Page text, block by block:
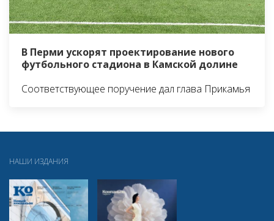
В Перми ускорят проектирование нового
футбольного стадиона в Камской долине
Соответствующее поручение дал глава Прикамья
НАШИ ИЗДАНИЯ